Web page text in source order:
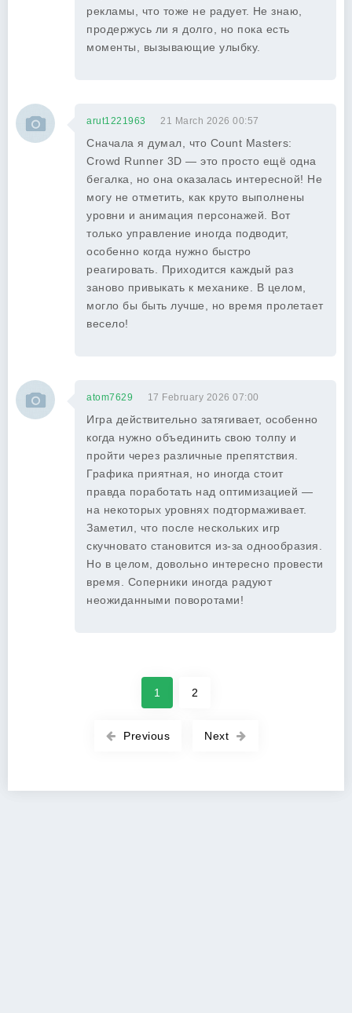
рекламы, что тоже не радует. Не знаю,
продержусь ли я долго, но пока есть
моменты, вызывающие улыбку.
arut1221963 21 March 2026 00:57
Сначала я думал, что Count Masters:
Crowd Runner 3D — это просто ещё одна
бегалка, но она оказалась интересной! Не
могу не отметить, как круто выполнены
уровни и анимация персонажей. Вот
только управление иногда подводит,
особенно когда нужно быстро
реагировать. Приходится каждый раз
заново привыкать к механике. В целом,
могло бы быть лучше, но время пролетает
весело!
atom7629 17 February 2026 07:00
Игра действительно затягивает, особенно
когда нужно объединить свою толпу и
пройти через различные препятствия.
Графика приятная, но иногда стоит
правда поработать над оптимизацией —
на некоторых уровнях подтормаживает.
Заметил, что после нескольких игр
скучновато становится из-за однообразия.
Но в целом, довольно интересно провести
время. Соперники иногда радуют
неожиданными поворотами!
Previous
1 2
Next